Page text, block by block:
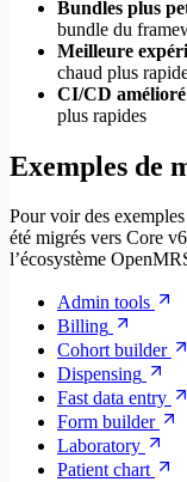
Bundles plus
bundle du
Meilleure
chaud plus
CI/CD amélioré
plus rapides
Exemples de
Pour voir des
été migrés vers Core
l’écosystème
Admin tools
Billing
Cohort builder
Dispensing
Fast data entry
Form builder
Laboratory
Patient chart